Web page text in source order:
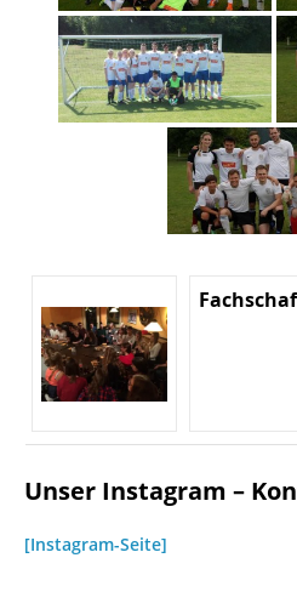
Unser Instagram –
[Instagram-Seite]